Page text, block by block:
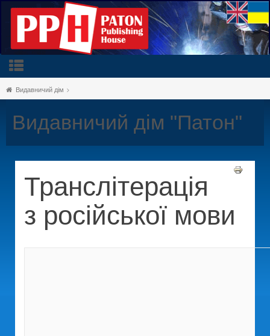
Видавничий дім
Видавничий дім "Патон"
Транслітерація
з російської мови